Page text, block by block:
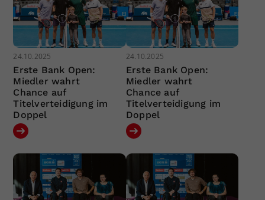
24.10.2025
Erste Bank Open:
Miedler wahrt
Chance auf
Titelverteidigung im
Doppel
24.10.2025
Erste Bank Open:
Miedler wahrt
Chance auf
Titelverteidigung im
Doppel